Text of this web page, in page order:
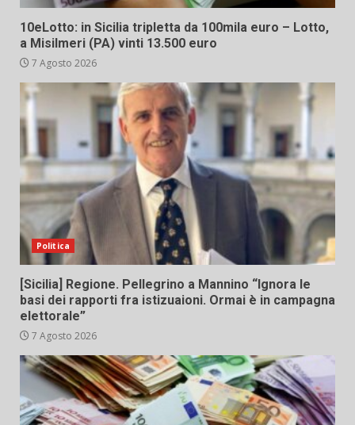
10eLotto: in Sicilia tripletta da 100mila euro – Lotto,
a Misilmeri (PA) vinti 13.500 euro
7 Agosto 2026
Politica
[Sicilia] Regione. Pellegrino a Mannino “Ignora le
basi dei rapporti fra istizuaioni. Ormai è in campagna
elettorale”
7 Agosto 2026